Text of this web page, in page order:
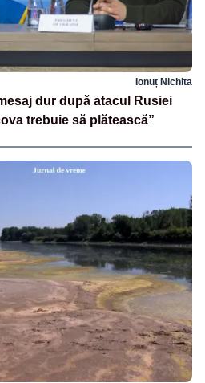
Ionuț Nichita
dur după atacul Rusiei
trebuie să plătească”